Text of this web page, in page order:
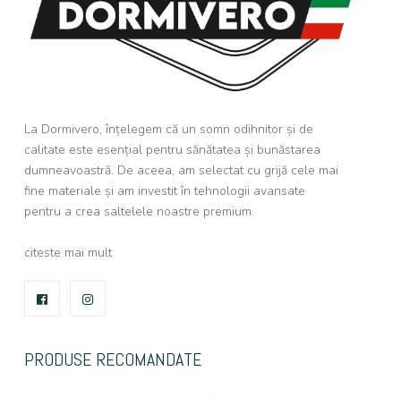
La Dormivero, înțelegem că un somn odihnitor și de
calitate este esențial pentru sănătatea și bunăstarea
dumneavoastră. De aceea, am selectat cu grijă cele mai
fine materiale și am investit în tehnologii avansate
pentru a crea saltelele noastre premium.
citeste mai mult
FACEBOOK
PRODUSE RECOMANDATE